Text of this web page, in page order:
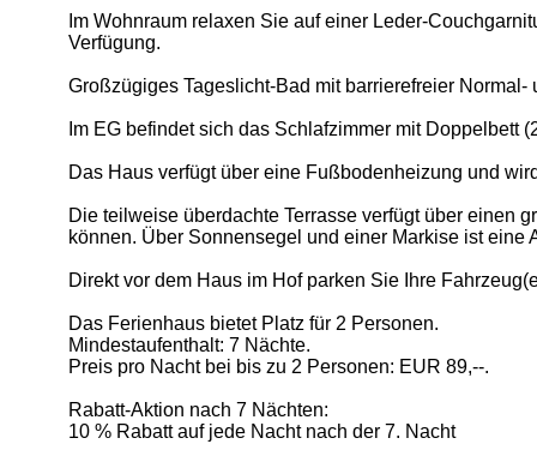
Im Wohnraum relaxen Sie auf einer Leder-
Verfügung.
Großzügiges Tageslicht-Bad mit barrierefreier
Im EG befindet sich das Schlafzimmer mit Doppelbett
Das Haus verfügt über eine Fußbodenheizung und
Die teilweise überdachte Terrasse verfügt über einen
können. Über Sonnensegel und einer Markise ist
Direkt vor dem Haus im Hof parken Sie Ihre
Das Ferienhaus bietet Platz für 2 Personen.
Mindestaufenthalt: 7 Nächte.
Preis pro Nacht bei bis zu 2 Personen: EUR 89,--.
Rabatt-Aktion nach 7 Nächten:
10 % Rabatt auf jede Nacht nach der 7. Nacht